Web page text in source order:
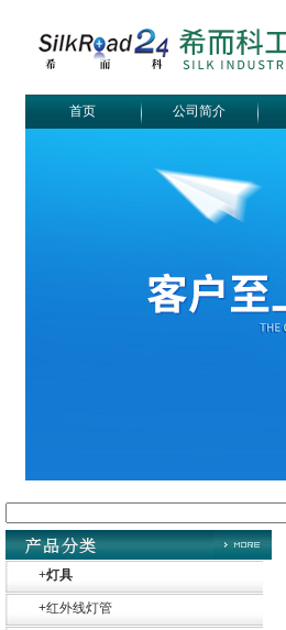
首页 公司简介
+灯具
+红外线灯管